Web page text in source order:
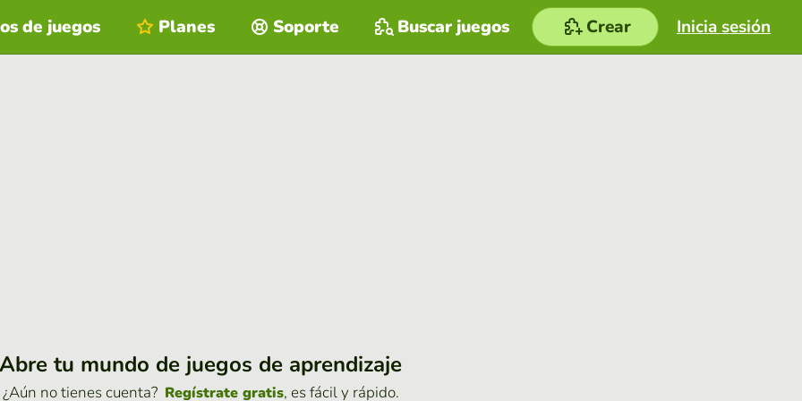
Inicia sesión
de juegos Planes Soporte Buscar juegos Crear
Abre tu mundo de juegos de aprendizaje
¿Aún no tienes cuenta? Regístrate gratis, es fácil y rápido.